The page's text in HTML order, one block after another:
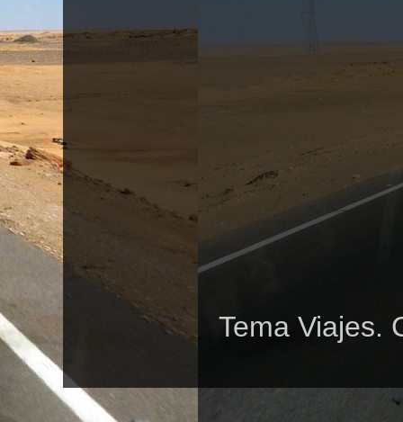
Tema Viajes.